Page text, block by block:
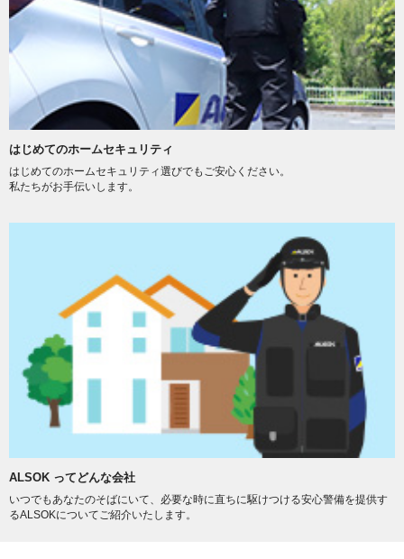
はじめてのホームセキュリティ
はじめてのホームセキュリティ選びでもご安心ください。
私たちがお手伝いします。
ALSOK ってどんな会社
いつでもあなたのそばにいて、必要な時に直ちに駆けつける安心警備を提供す
るALSOKについてご紹介いたします。